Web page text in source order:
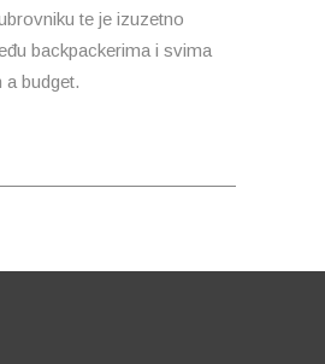
te je izuzetno
backpackerima i svima
a budget.